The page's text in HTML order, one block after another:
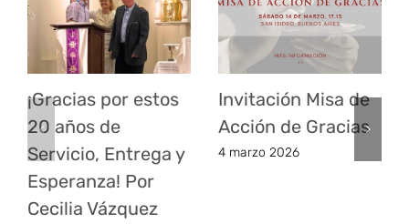
¡Gracias por estos
20 años de
Servicio, Entrega y
Esperanza! Por
Cecilia Vázquez
Invitación Misa de
Acción de Gracias
4 marzo 2026